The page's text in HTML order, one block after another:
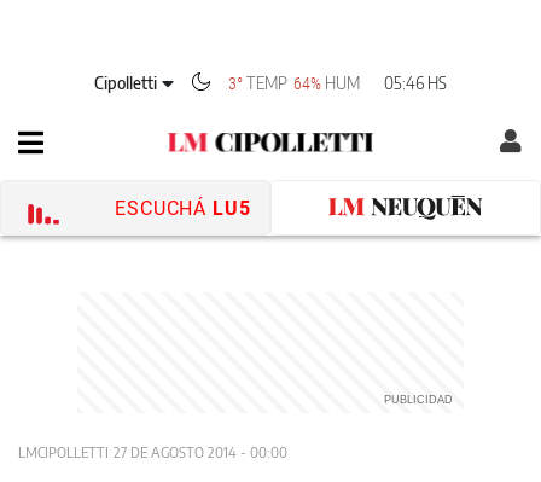
Cipolletti 3°TEMP 64% HUM 05:46 HS
ESCUCHÁ LU5
LMCIPOLLETTI 27 DE AGOSTO 2014 - 00:00